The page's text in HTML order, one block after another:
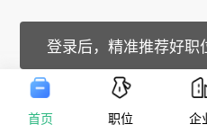
首页 职位 企
登录后，精准推荐好职